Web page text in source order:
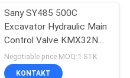
Sany SY485 500C
Excavator Hydraulic Main
Control Valve KMX32NA
High Quality
Negotiable price MOQ:1 STK
KONTAKT